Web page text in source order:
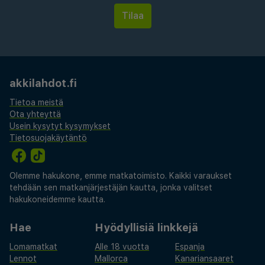
tukikohta kaupungin rikkaan historian ja kulttuurin
tutkimiseen. Nauti helppoa pääsyä museoihin,
kävelymatkan päässä. Kokea mukavuutta,
Hotelissa.
akkilahdot.fi
Tietoa meistä
Ota yhteyttä
Usein kysytyt kysymykset
Tietosuojakäytäntö
Olemme hakukone, emme matkatoimisto. Kaikki varaukset
tehdään sen matkanjärjestäjän kautta, jonka valitset
hakukoneidemme kautta.
Hae
Lomamatkat
Lennot
Hyödyllisiä linkkejä
Alle 18 vuotta
Espanja
Mallorca
Kanariansaaret